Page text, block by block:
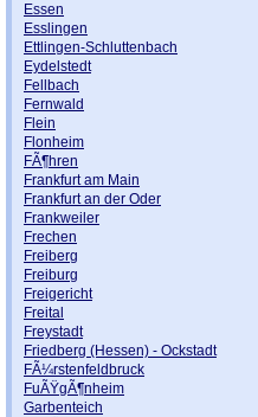
Essen
Esslingen
Ettlingen-Schluttenbach
Eydelstedt
Fellbach
Fernwald
Flein
Flonheim
FÃ¶hren
Frankfurt am Main
Frankfurt an der Oder
Frankweiler
Frechen
Freiberg
Freiburg
Freigericht
Freital
Freystadt
Friedberg (Hessen) - Ockstadt
FÃ¼rstenfeldbruck
FuÃŸgÃ¶nheim
Garbenteich